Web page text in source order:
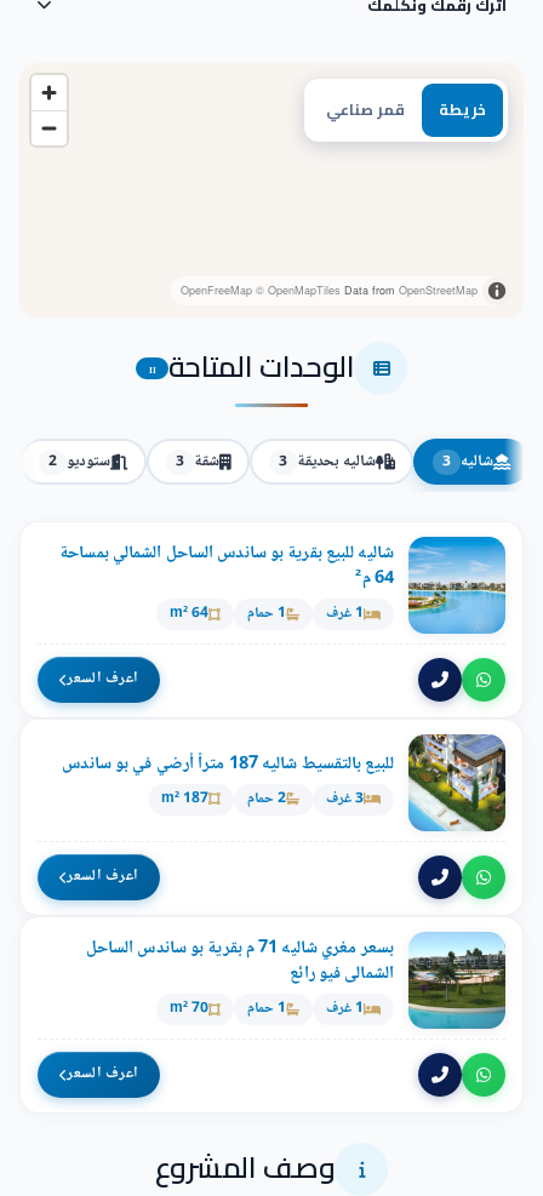
خريطة قمر صناعي
OpenFreeMap © OpenMapTiles Data from OpenStreetMap
الوحدات المتاحة 11
شاليه 3 شاليه بحديقة 3 شقة 3 ستوديو 2
شاليه للبيع بقرية بو ساندس الساحل الشمالي بمساحة
64 م²
1 غرف 1 حمام 64 m²
اعرف السعر
للبيع بالتقسيط شاليه 187 متراً أرضي في بو ساندس
3 غرف 2 حمام 187 m²
اعرف السعر
بسعر مغري شاليه 71 م بقرية بو ساندس الساحل
الشمالى فيو رائع
1 غرف 1 حمام 70 m²
اعرف السعر
وصف المشروع